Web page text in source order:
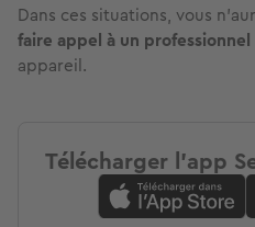
Dans ces situations, vous
faire appel à un professionnel
appareil.
Télécharger l'app